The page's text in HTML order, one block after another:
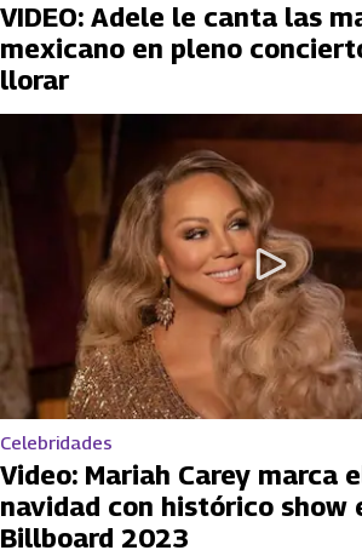
VIDEO: Adele le canta las
mexicano en pleno
llorar
Celebridades
Video: Mariah Carey marca
navidad con histórico show
Billboard 2023